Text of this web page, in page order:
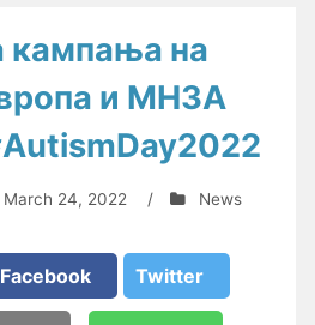
кампања на
и МНЗА
March 24, 2022 / News
Facebook Twitter